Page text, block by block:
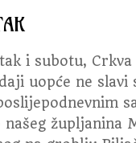
i subotu, Crkva
uopće ne slavi
našeg župljanina